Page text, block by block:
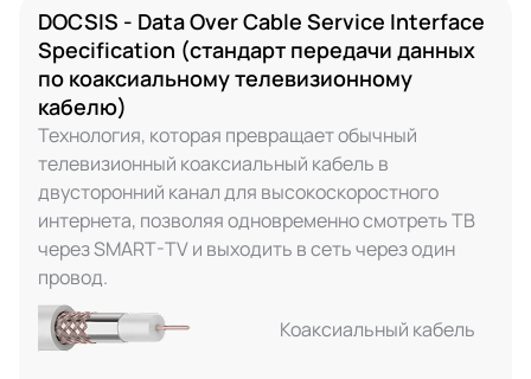
DOCSIS - Data Over Cable Service Interface
Specification (стандарт передачи данных
по коаксиальному телевизионному
кабелю)
Технология, которая превращает обычный
телевизионный коаксиальный кабель в
двусторонний канал для высокоскоростного
интернета, позволяя одновременно смотреть ТВ
через SMART-TV и выходить в сеть через один
провод.
Коаксиальный кабель